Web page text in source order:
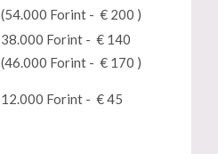
(54.000 Forint - € 200 )
38.000 Forint - € 140
(46.000 Forint - € 170 )
12.000 Forint - € 45